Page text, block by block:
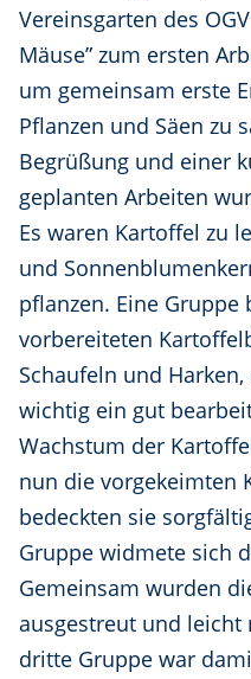
Vereinsgarten des
Mäuse” zum ersten
um gemeinsam erste
Pflanzen und Säen zu
Begrüßung und einer
geplanten Arbeiten
Es waren Kartoffel zu
und
pflanzen. Eine Gruppe
vorbereiteten
Schaufeln und
wichtig ein gut
Wachstum der
nun die vorgekeimten
bedeckten sie
Gruppe widmete sich
Gemeinsam wurden
ausgestreut und leicht
dritte Gruppe war